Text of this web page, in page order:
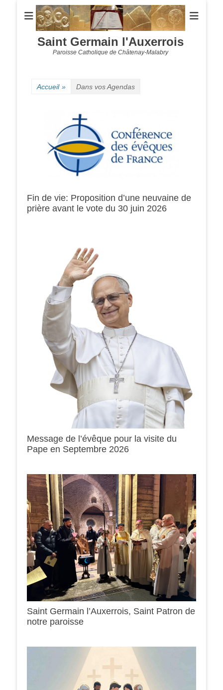
Saint Germain l'Auxerrois
Paroisse Catholique de Châtenay-Malabry
Accueil » Dans vos Agendas
Fin de vie: Proposition d’une neuvaine de
prière avant le vote du 30 juin 2026
Message de l’évêque pour la visite du
Pape en Septembre 2026
Saint Germain l’Auxerrois, Saint Patron de
notre paroisse
0h00